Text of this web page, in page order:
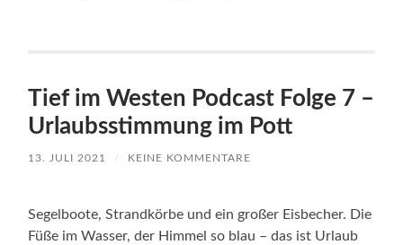
Tief im Westen Podcast Folge 7 –
Urlaubsstimmung im Pott
13. JULI 2021 / KEINE KOMMENTARE
Segelboote, Strandkörbe und ein großer Eisbecher. Die
Füße im Wasser, der Himmel so blau – das ist Urlaub